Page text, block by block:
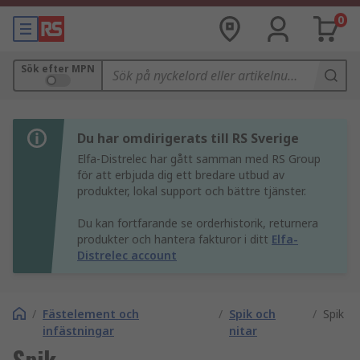
0
Sök efter MPN
Du har omdirigerats till RS Sverige
Elfa-Distrelec har gått samman med RS Group
för att erbjuda dig ett bredare utbud av
produkter, lokal support och bättre tjänster.
Du kan fortfarande se orderhistorik, returnera
produkter och hantera fakturor i ditt Elfa-
Distrelec account
/ Fästelement och
infästningar
/ Spik och
nitar
/ Spik